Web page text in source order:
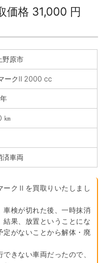
価格 31,000 円
野原市
ークⅡ 2000 cc
㎞
済車両
ークⅡを買取りいたしまし
車検が切れた後、一時抹消
結果、放置ということにな
定がないことから解体・廃
きない車両だったので、